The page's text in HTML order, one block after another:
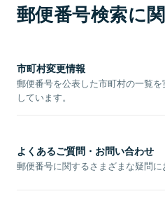
郵便番号検索に
市町村変更情報
郵便番号を公表した市町村の一覧
しています。
よくあるご質問・お問い合わせ
郵便番号に関するさまざまな疑問に